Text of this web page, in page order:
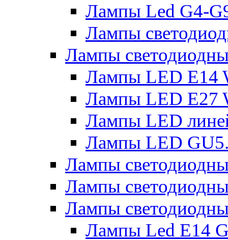
Лампы Led G4-
Лампы
Лампы
Лампы LED E14
Лампы LED E27
Лампы LED
Лампы LED
Лампы
Лампы
Лампы
Лампы Led Е14